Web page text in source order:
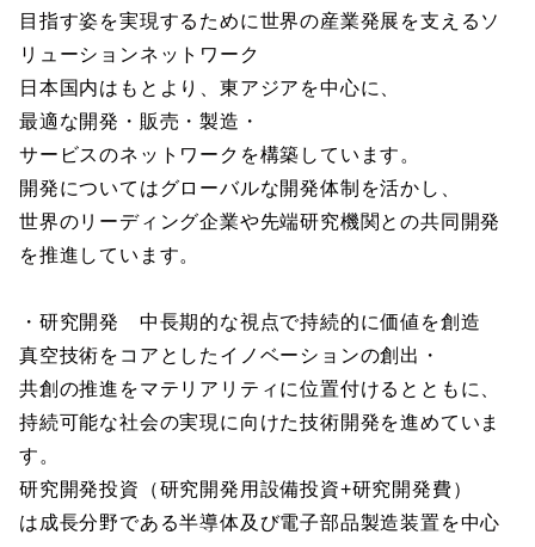
目指す姿を実現するために世界の産業発展を支えるソ
リューションネットワーク
日本国内はもとより、東アジアを中心に、
最適な開発・販売・製造・
サービスのネットワークを構築しています。
開発についてはグローバルな開発体制を活かし、
世界のリーディング企業や先端研究機関との共同開発
を推進しています。
・研究開発 中長期的な視点で持続的に価値を創造
真空技術をコアとしたイノベーションの創出・
共創の推進をマテリアリティに位置付けるとともに、
持続可能な社会の実現に向けた技術開発を進めていま
す。
研究開発投資（研究開発用設備投資+研究開発費）
は成長分野である半導体及び電子部品製造装置を中心